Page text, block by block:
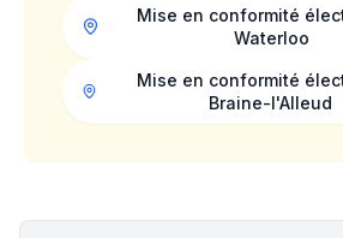
Mise en conformité
Waterloo
Mise en conformité
Braine-l'Alleud